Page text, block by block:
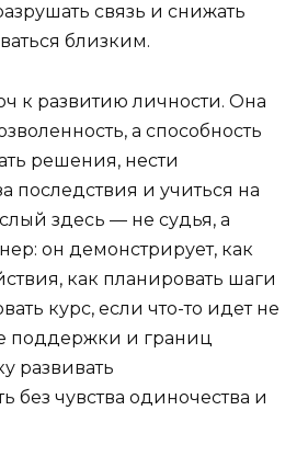
связь и снижать
близким.
к развитию личности. Она
а способность
решения, нести
последствия и учиться на
здесь — не судья, а
он демонстрирует, как
как планировать шаги
курс, если что-то идет не
поддержки и границ
развивать
без чувства одиночества и